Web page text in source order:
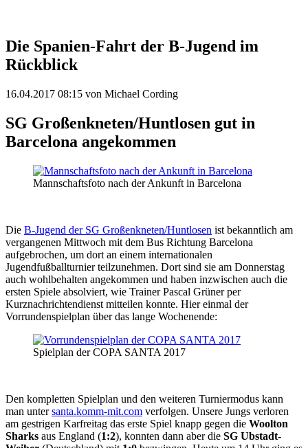
Die Spanien-Fahrt der B-Jugend im
Rückblick
16.04.2017 08:15 von Michael Cording
SG Großenkneten/Huntlosen gut in
Barcelona angekommen
Mannschaftsfoto nach der Ankunft in Barcelona
Die B-Jugend der SG Großenkneten/Huntlosen ist bekanntlich am
vergangenen Mittwoch mit dem Bus Richtung Barcelona
aufgebrochen, um dort an einem internationalen
Jugendfußballturnier teilzunehmen. Dort sind sie am Donnerstag
auch wohlbehalten angekommen und haben inzwischen auch die
ersten Spiele absolviert, wie Trainer Pascal Grüner per
Kurznachrichtendienst mitteilen konnte. Hier einmal der
Vorrundenspielplan über das lange Wochenende:
Spielplan der COPA SANTA 2017
Den kompletten Spielplan und den weiteren Turniermodus kann
man untersanta.komm-mit.com verfolgen. Unsere Jungs verloren
am gestrigen Karfreitag das erste Spiel knapp gegen die Woolton
Sharks aus England (1:2), konnten dann aber die SG Ubstadt-